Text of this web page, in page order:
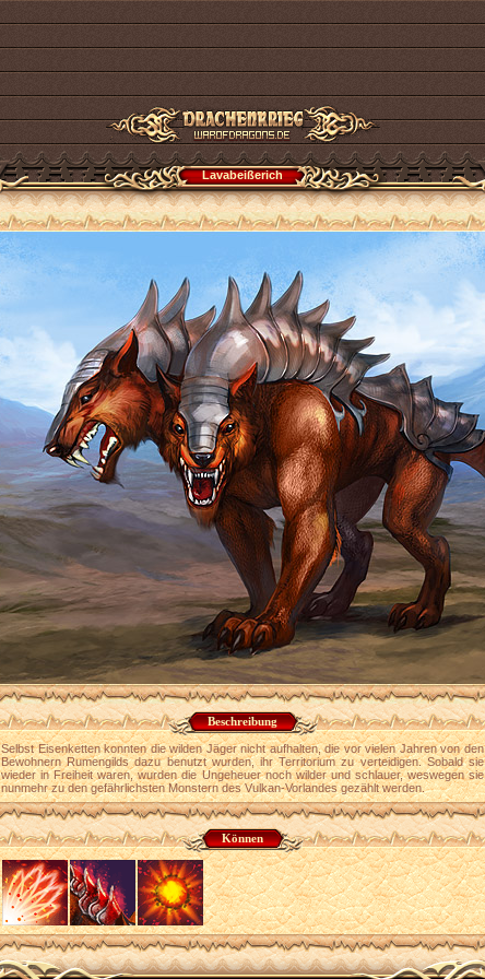
Lavabeißerich
Beschreibung
Selbst Eisenketten konnten die wilden Jäger nicht aufhalten, die vor vielen Jahren von den
Bewohnern Rumengilds dazu benutzt wurden, ihr Territorium zu verteidigen. Sobald sie
wieder in Freiheit waren, wurden die Ungeheuer noch wilder und schlauer, weswegen sie
nunmehr zu den gefährlichsten Monstern des Vulkan-Vorlandes gezählt werden.
Können